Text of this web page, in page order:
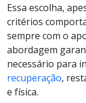
Essa escolha,
critérios
sempre com o
abordagem
necessário para
recuperação,
e física.